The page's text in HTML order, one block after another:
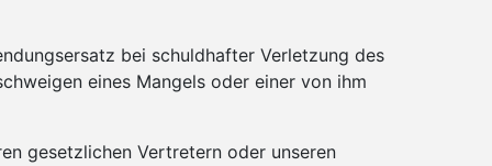
bei schuldhafter Verletzung des
eines Mangels oder einer von ihm
gesetzlichen Vertretern oder unseren